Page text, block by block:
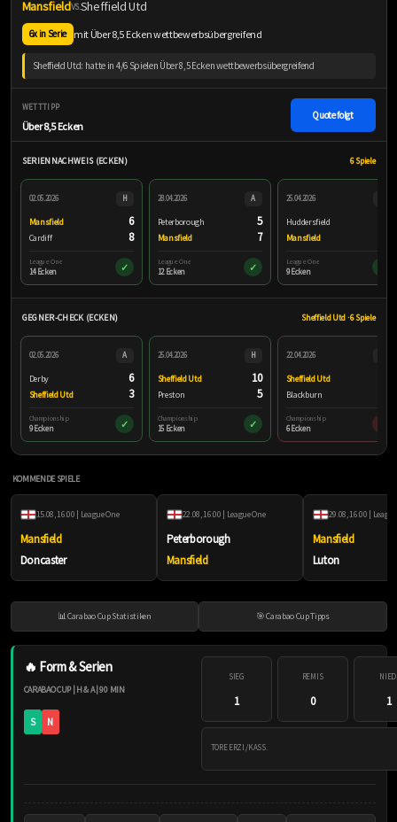
MansfieldVS.Sheffield Utd
6x in Serie mit Über 8,5 Ecken wettbewerbsübergreifend
Sheffield Utd: hatte in 4/6 Spielen Über 8,5 Ecken wettbewerbsübergreifend
WETTTIPP
Über 8,5 Ecken
Quote folgt
SERIENNACHWEIS (ECKEN) 6 Spiele
02.05.2026 H
Mansfield 6
Cardiff 8
League One
14 Ecken ✓
28.04.2026 A
Peterborough 5
Mansfield 7
League One
12 Ecken ✓
25.04.2026
Huddersfield
Mansfield
League One
9 Ecken
GEGNER-CHECK (ECKEN) Sheffield Utd · 6 Spiele
02.05.2026 A
Derby 6
Sheffield Utd 3
Championship
9 Ecken ✓
25.04.2026 H
Sheffield Utd 10
Preston 5
Championship
15 Ecken ✓
22.04.2026
Sheffield Utd
Blackburn
Championship
6 Ecken
KOMMENDE SPIELE
15.08, 16:00 | League One
Mansfield
Doncaster
22.08, 16:00 | League One
Peterborough
Mansfield
29.08, 16:00 |
Mansfield
Luton
📊 Carabao Cup Statistiken 🎯 Carabao Cup Tipps
🔥 Form & Serien
CARABAO CUP | H & A | 90 MIN
S N
SIEG
1
REMIS
0
NIED.
1
TORE ERZI./KASS.